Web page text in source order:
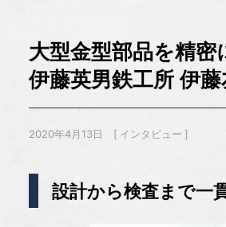
大型金型部品を精密
伊藤英男鉄工所 伊
2020年4月13日 インタビュー
設計から検査まで一